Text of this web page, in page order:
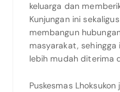
keluarga dan
Kunjungan ini
membangun
masyarakat,
lebih mudah diterima
Puskesmas